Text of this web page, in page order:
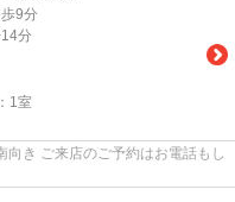
歩9分
14分
1室
き ご来店のご予約はお電話もし